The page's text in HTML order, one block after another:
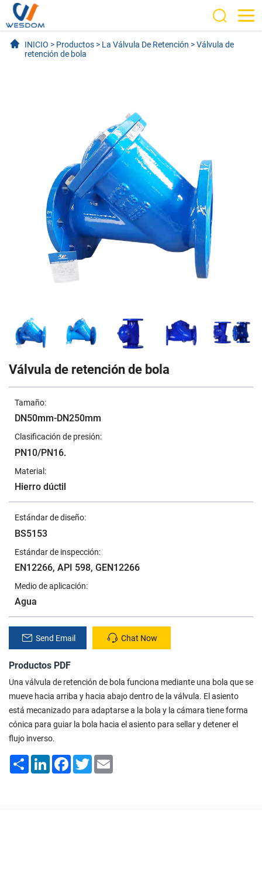
INICIO > Productos > La Válvula De Retención >Válvula de
retención de bola
Válvula de retención de bola
Tamaño:
DN50mm-DN250mm
Clasificación de presión:
PN10/PN16.
Material:
Hierro dúctil
Estándar de diseño:
BS5153
Estándar de inspección:
EN12266, API 598, GEN12266
Medio de aplicación:
Agua
Send Email Chat Now
Productos PDF
Una válvula de retención de bola funciona mediante una bola que se
mueve hacia arriba y hacia abajo dentro de la válvula. El asiento
está mecanizado para adaptarse a la bola y la cámara tiene forma
cónica para guiar la bola hacia el asiento para sellar y detener el
flujo inverso.
ShareLinkedInFacebook
Twitter